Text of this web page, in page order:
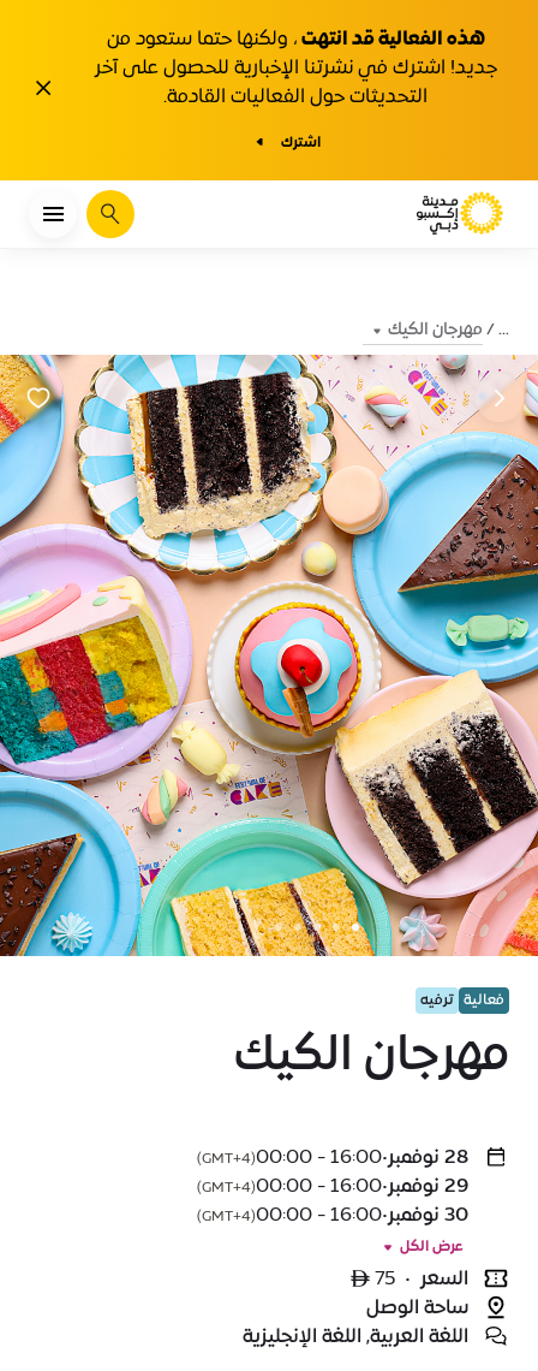
هذه الفعالية قد انتهت ، ولكنها حتما ستعود من
جديد! اشترك في نشرتنا الإخبارية للحصول على آخر
التحديثات حول الفعاليات القادمة.
اشترك
يبحث
... مهرجان الكيك
فعالية ترفيه
مهرجان الكيك
28 نوفمبر •
16:00 - 00:00
(GMT+4)
29 نوفمبر •
16:00 - 00:00
(GMT+4)
30 نوفمبر •
16:00 - 00:00
(GMT+4)
عرض الكل
السعر •
ê 75
ساحة الوصل
اللغة العربية, اللغة الإنجليزية